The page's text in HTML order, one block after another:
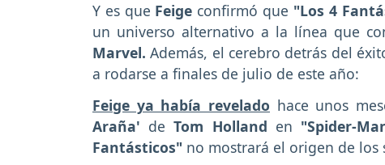
Y es que Feige confirmó que "Los 4
un universo alternativo a la línea que
Marvel.Además, el cerebro detrás del
a rodarse a finales de julio de este año:
Feige ya había revelado hace unos
Araña' deTom Holland en "Spider-
Fantásticos" no mostrará el origen de los